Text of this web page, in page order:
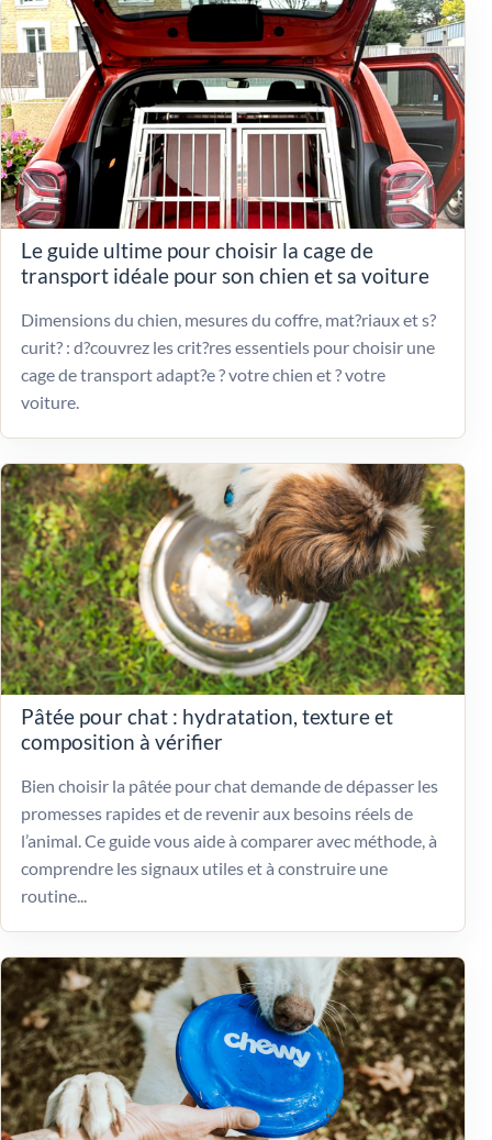
Le guide ultime pour choisir la cage de
transport idéale pour son chien et sa voiture
Dimensions du chien, mesures du coffre, mat?riaux et s?
curit? : d?couvrez les crit?res essentiels pour choisir une
cage de transport adapt?e ? votre chien et ? votre
voiture.
Pâtée pour chat : hydratation, texture et
composition à vérifier
Bien choisir la pâtée pour chat demande de dépasser les
promesses rapides et de revenir aux besoins réels de
l’animal. Ce guide vous aide à comparer avec méthode, à
comprendre les signaux utiles et à construire une
routine...